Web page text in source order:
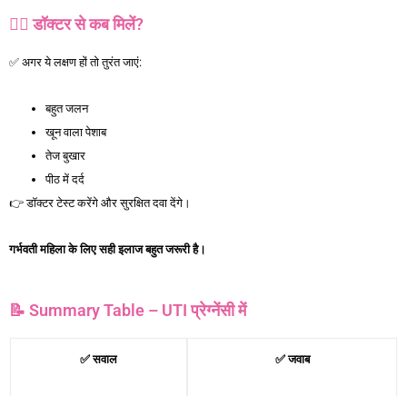
👩‍⚕️ डॉक्टर से कब मिलें?
✅ अगर ये लक्षण हों तो तुरंत जाएं:
बहुत जलन
खून वाला पेशाब
तेज बुखार
पीठ में दर्द
👉 डॉक्टर टेस्ट करेंगे और सुरक्षित दवा देंगे।
गर्भवतीमहिलाकेलिएसहीइलाजबहुतजरूरीहै।
📝 Summary Table – UTI प्रेग्नेंसी में
✅सवाल ✅जवाब